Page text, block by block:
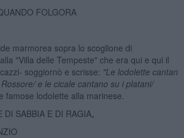
FOLGORA
marmorea sopra lo scoglione di
"Villa delle Tempeste" che era qui e qui il
soggiornò e scrisse: "Le lodolette cantan
e le cicale cantano su i platani/
famose lodolette alla marinese.
DI SABBIA E DI RAGIA„